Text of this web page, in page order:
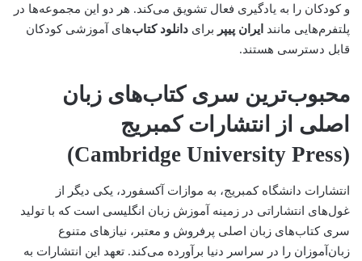
و کودکان را به یادگیری فعال تشویق می‌کند. هر دو این مجموعه‌ها در
پلتفرم‌هایی مانند ایران پیپر برای دانلود کتاب‌های آموزشی کودکان
قابل دسترسی هستند.
محبوب‌ترین سری کتاب‌های زبان
اصلی از انتشارات کمبریج
(Cambridge University Press)
انتشارات دانشگاه کمبریج، به موازات آکسفورد، یکی دیگر از
غول‌های انتشاراتی در زمینه آموزش زبان انگلیسی است که با تولید
سری کتاب‌های زبان اصلی پرفروش و معتبر، نیازهای متنوع
زبان‌آموزان را در سراسر دنیا برآورده می‌کند. تعهد این انتشارات به